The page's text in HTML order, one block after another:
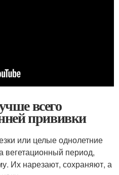
всего
прививки
или целые однолетние
вегетационный период,
Их нарезают, сохраняют, а